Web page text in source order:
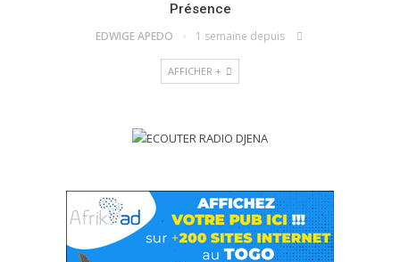
Présence
EDWIGE APEDO 1 semaine depuis
AFFICHER +